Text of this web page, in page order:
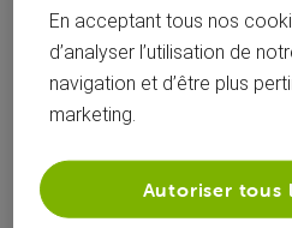
Toutesles
activités
luc4951 a commenté sur
L Internet
Merci
En acceptant tous nos
d’analyser l’utilisation de
navigation et d’être plus
marketing.
Autoriser tous